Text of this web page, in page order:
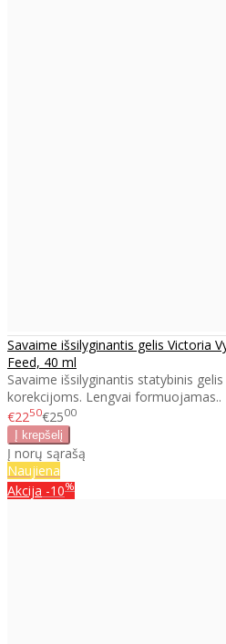
Savaime išsilyginantis gelis Victoria
Feed, 40 ml
Savaime išsilyginantis statybinis
korekcijoms. Lengvai formuojamas..
€2250€2500
Į norų sąrašą
Naujiena
Akcija -10%